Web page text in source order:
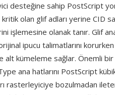
desteğine sahip PostScript
olan glif adları yerine CID
işlemesine olanak tanır. Glif
ipucu talimatlarını korurken
alt kümeleme sağlar. Önemli bir
ana hatlarını PostScript
rasterleyiciye bozulmadan